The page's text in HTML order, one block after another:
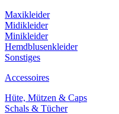
Maxikleider
Midikleider
Minikleider
Hemdblusenkleider
Sonstiges
Accessoires
Hüte, Mützen & Caps
Schals & Tücher